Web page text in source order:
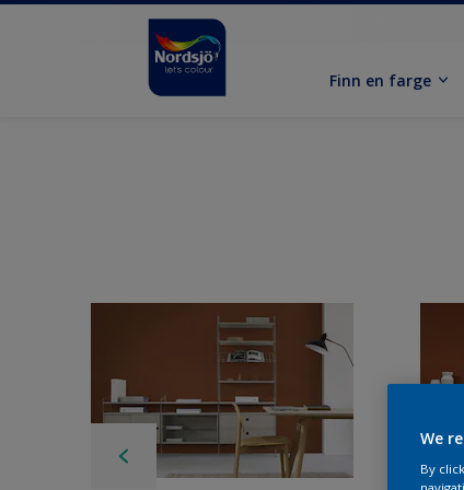
Finn en farge
We
By